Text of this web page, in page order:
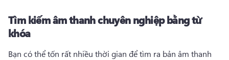
Tìm kiếm âm thanh chuyên nghiệp bằng từ
khóa
Bạn có thể tốn rất nhiều thời gian để tìm ra bản âm thanh